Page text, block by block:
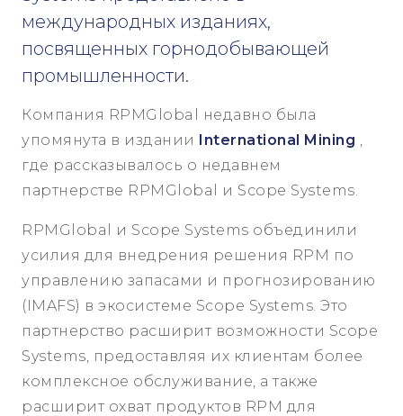
международных изданиях,
посвященных горнодобывающей
промышленности.
Компания RPMGlobal недавно была
упомянута в издании International Mining ,
где рассказывалось о недавнем
партнерстве RPMGlobal и Scope Systems.
RPMGlobal и Scope Systems объединили
усилия для внедрения решения RPM по
управлению запасами и прогнозированию
(IMAFS) в экосистеме Scope Systems. Это
партнерство расширит возможности Scope
Systems, предоставляя их клиентам более
комплексное обслуживание, а также
расширит охват продуктов RPM для